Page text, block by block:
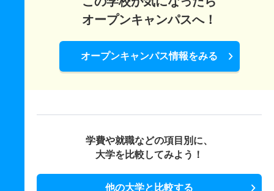
オープンキャンパスへ！
オープンキャンパス情報をみる
学費や就職などの項目別に、
大学を比較してみよう！
他の大学と比較する